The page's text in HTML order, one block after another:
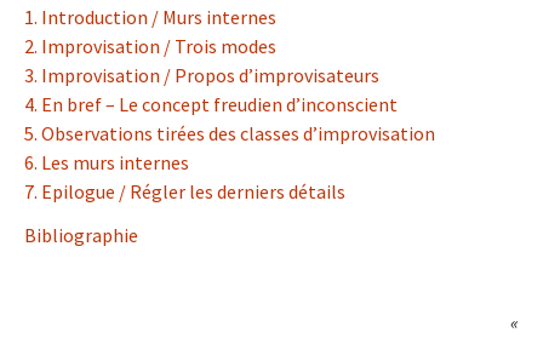
1. Introduction / Murs internes
2. Improvisation / Trois modes
3. Improvisation / Propos d’improvisateurs
4. En bref – Le concept freudien d’inconscient
5. Observations tirées des classes d’improvisation
6. Les murs internes
7. Epilogue / Régler les derniers détails
Bibliographie
«